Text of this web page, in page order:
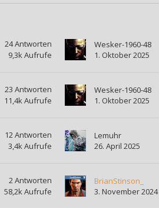
24Antworten
9,3kAufrufe
Wesker-1960-48
1. Oktober 2025
23 Antworten
11,4kAufrufe
Wesker-1960-48
1. Oktober 2025
12 Antworten
3,4kAufrufe
Lemuhr
26. April 2025
2 Antworten
58,2kAufrufe
BrianStinson_
3. November 2024